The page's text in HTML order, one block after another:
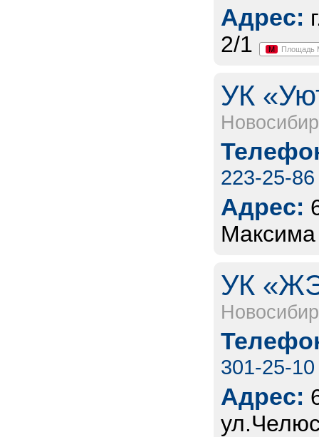
Адрес:
2/1
М Площадь
УК
223-25-86
Адрес:
Максима
УК
301-25-10
Адрес: